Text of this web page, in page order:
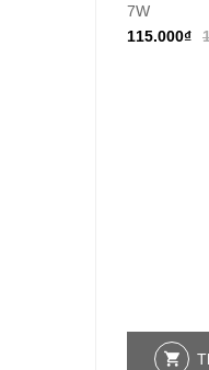
7W
115.000₫